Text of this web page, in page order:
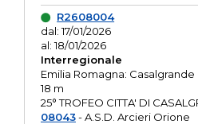
R2608004
dal: 17/01/2026
al: 18/01/2026
Interregionale
Emilia Romagna: Casalgrande
18 m
25° TROFEO CITTA' DI
08043- A.S.D. Arcieri Orione